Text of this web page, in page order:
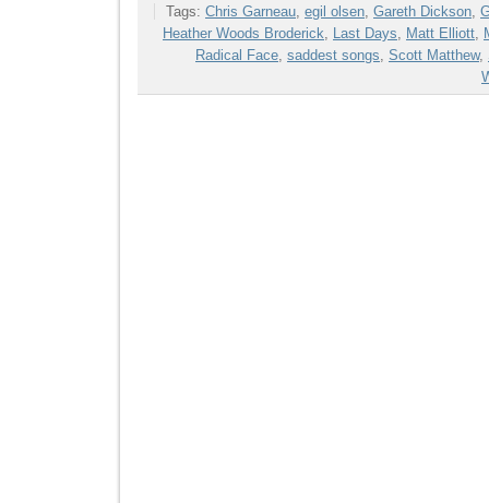
Tags: Chris Garneau, egil olsen, Gareth Dickson,
Heather Woods Broderick, Last Days, Matt Elliott,
Radical Face, saddest songs, Scott Matthew,